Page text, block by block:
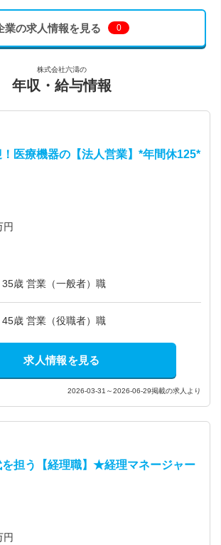
業の求人情報を見る 0
株式会社六濤の
年収・給与情報
医療機器の【法人営業】*年間休125*
円
年収540万円 ／ 35歳 営業（一般者）職
年収850万円 ／ 45歳 営業（役職者）職
求人情報を見る
2026-03-31～2026-06-29掲載の求人より
を担う【経理職】★経理マネージャー
円